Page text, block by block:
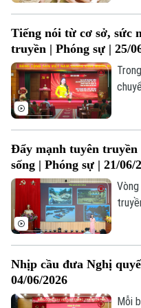
Chuyên mục
Thời sự
Hà Nội
Chính trị
Hà Nội
Nhịp sống Hà Nội
suốt
cả”,
cho
Tiếng nói từ cơ sở, sức
truyền | Phóng sự | 25/
cáo
động
ứng
cao
Đẩy mạnh tuyên truyền
sống | Phóng sự | 21/06/
Nhịp cầu đưa Nghị
04/06/2026
Mỗi